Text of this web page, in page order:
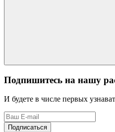
Подпишитесь на нашу
И будете в числе первых
Подписаться